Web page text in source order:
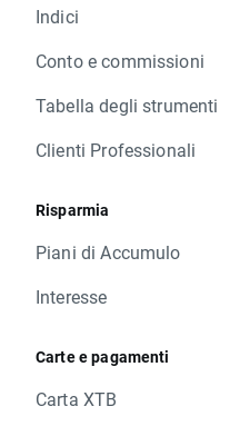
Indici
Conto e commissioni
Tabella degli strumenti
Clienti Professionali
Risparmia
Piani di Accumulo
Interesse
Carte e pagamenti
Carta XTB